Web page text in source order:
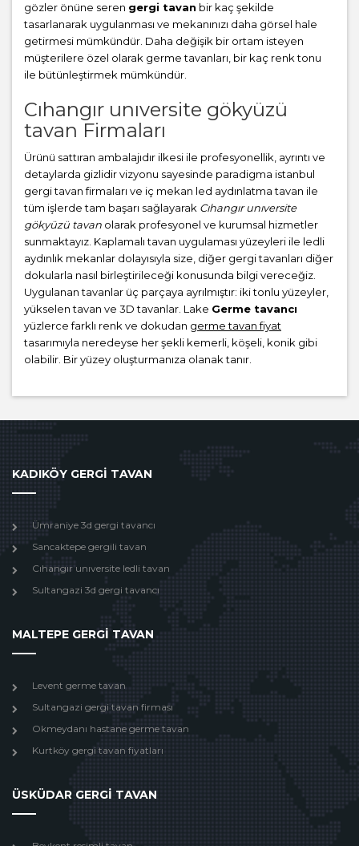
gözler önüne seren gergi tavan bir kaç şekilde
tasarlanarak uygulanması ve mekanınızı daha görsel hale
getirmesi mümkündür. Daha değişik bir ortam isteyen
müşterilere özel olarak germe tavanları, bir kaç renk tonu
ile bütünleştirmek mümkündür.
Cıhangır unıversite gökyüzü
tavan Firmaları
Ürünü sattıran ambalajıdır ilkesi ile profesyonellik, ayrıntı ve
detaylarda gizlidir vizyonu sayesinde paradigma istanbul
gergi tavan firmaları ve iç mekan led aydınlatma tavan ile
tüm işlerde tam başarı sağlayarak Cıhangır unıversite
gökyüzü tavan olarak profesyonel ve kurumsal hizmetler
sunmaktayız. Kaplamalı tavan uygulaması yüzeyleri ile ledli
aydınlık mekanlar dolayısıyla size, diğer gergi tavanları diğer
dokularla nasıl birleştirileceği konusunda bilgi vereceğiz.
Uygulanan tavanlar üç parçaya ayrılmıştır: iki tonlu yüzeyler,
yükselen tavan ve 3D tavanlar. Lake Germe tavancı
yüzlerce farklı renk ve dokudan germe tavan fiyat
tasarımıyla neredeyse her şekli kemerli, köşeli, konik gibi
olabilir. Bir yüzey oluşturmanıza olanak tanır.
KADIKÖY GERGİ TAVAN
Ümraniye 3d gergi tavancı
Sancaktepe gergili tavan
Cıhangır unıversite ledli tavan
Sultangazi 3d gergi tavancı
MALTEPE GERGİ TAVAN
Levent germe tavan
Sultangazi gergi tavan firması
Okmeydanı hastane germe tavan
Kurtköy gergi tavan fiyatları
ÜSKÜDAR GERGİ TAVAN